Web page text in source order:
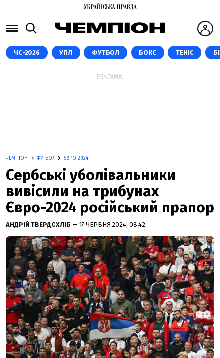
ЧС-2026 УПЛ ФУТБОЛ БОКС ТЕНІС
РЕКЛАМА:
ЧЕМПІОН ФУТБОЛ ЄВРО-2024
Сербські уболівальники
вивісили на трибунах
Євро-2024 російський прапор
АНДРІЙ ТВЕРДОХЛІБ — 17 ЧЕРВНЯ 2024, 08:42